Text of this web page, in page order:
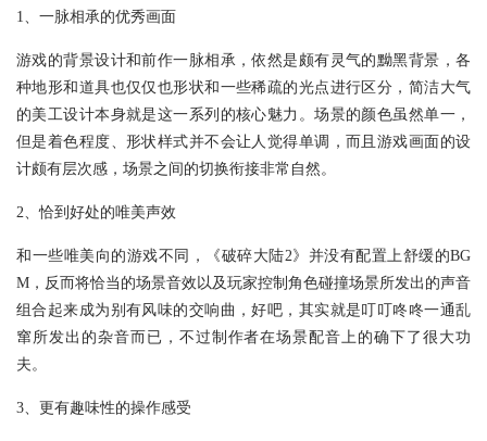
1、一脉相承的优秀画面
游戏的背景设计和前作一脉相承，依然是颇有灵气的黝黑背景，各
种地形和道具也仅仅也形状和一些稀疏的光点进行区分，简洁大气
的美工设计本身就是这一系列的核心魅力。场景的颜色虽然单一，
但是着色程度、形状样式并不会让人觉得单调，而且游戏画面的设
计颇有层次感，场景之间的切换衔接非常自然。
2、恰到好处的唯美声效
和一些唯美向的游戏不同，《破碎大陆2》并没有配置上舒缓的BG
M，反而将恰当的场景音效以及玩家控制角色碰撞场景所发出的声音
组合起来成为别有风味的交响曲，好吧，其实就是叮叮咚咚一通乱
窜所发出的杂音而已，不过制作者在场景配音上的确下了很大功
夫。
3、更有趣味性的操作感受